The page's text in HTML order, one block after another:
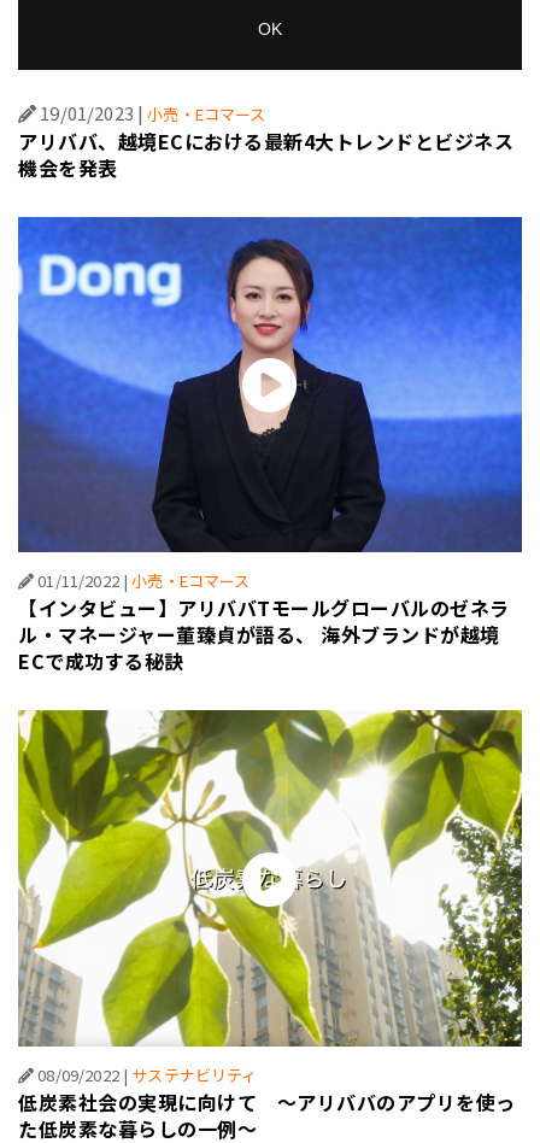
OK
19/01/2023 |小売・Eコマース
アリババ、越境ECにおける最新4大トレンドとビジネス
機会を発表
01/11/2022|小売・Eコマース
【インタビュー】アリババTモールグローバルのゼネラ
ル・マネージャー董臻貞が語る、 海外ブランドが越境
ECで成功する秘訣
08/09/2022| サステナビリティ
低炭素社会の実現に向けて 〜アリババのアプリを使っ
た低炭素な暮らしの一例〜